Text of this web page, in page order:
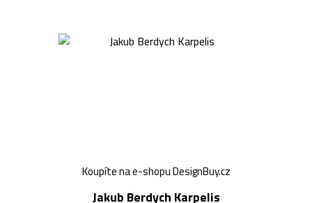
Koupíte na e-shopu DesignBuy.cz
Jakub Berdych Karpelis